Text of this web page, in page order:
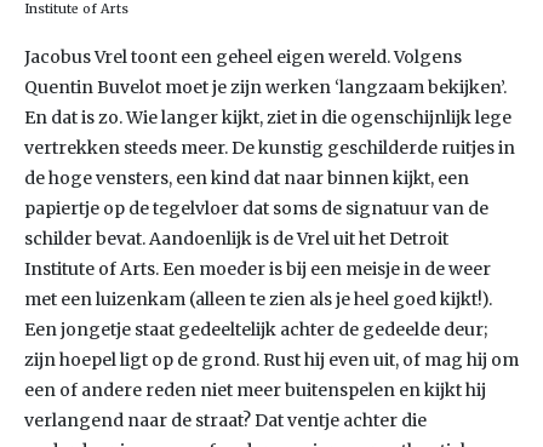
Institute of Arts
Jacobus Vrel toont een geheel eigen wereld. Volgens
Quentin Buvelot moet je zijn werken ‘langzaam bekijken’.
En dat is zo. Wie langer kijkt, ziet in die ogenschijnlijk lege
vertrekken steeds meer. De kunstig geschilderde ruitjes in
de hoge vensters, een kind dat naar binnen kijkt, een
papiertje op de tegelvloer dat soms de signatuur van de
schilder bevat. Aandoenlijk is de Vrel uit het Detroit
Institute of Arts. Een moeder is bij een meisje in de weer
met een luizenkam (alleen te zien als je heel goed kijkt!).
Een jongetje staat gedeeltelijk achter de gedeelde deur;
zijn hoepel ligt op de grond. Rust hij even uit, of mag hij om
een of andere reden niet meer buitenspelen en kijkt hij
verlangend naar de straat? Dat ventje achter die